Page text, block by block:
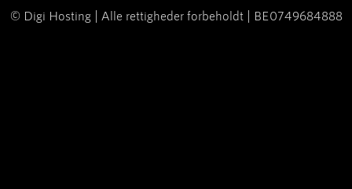
© Digi Hosting | Alle rettigheder forbeholdt | BE0749684888